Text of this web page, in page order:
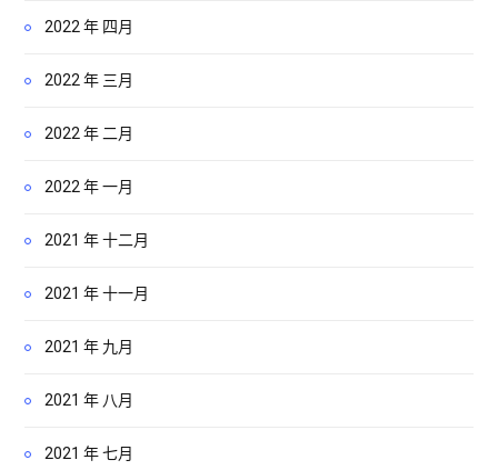
2022 年 四月
2022 年 三月
2022 年 二月
2022 年 一月
2021 年 十二月
2021 年 十一月
2021 年 九月
2021 年 八月
2021 年 七月